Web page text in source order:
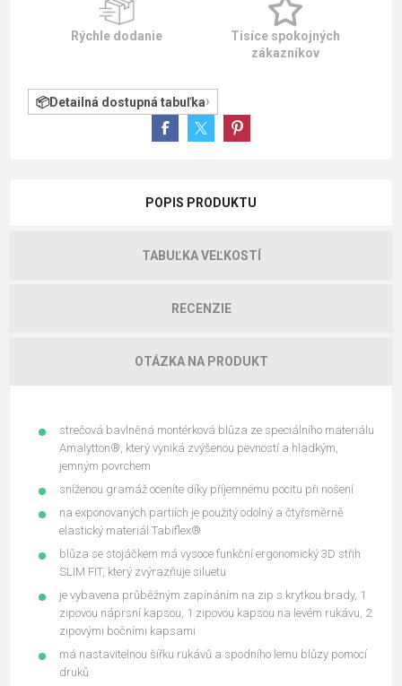
Rýchle dodanie
Tisíce spokojných
zákazníkov
Detailná dostupná tabuľka
POPIS PRODUKTU
TABUĽKA VEĽKOSTÍ
RECENZIE
OTÁZKA NA PRODUKT
strečová bavlněná montérková blůza ze speciálního materiálu
Amalytton®, který vyniká zvýšenou pevností a hladkým,
jemným povrchem
sníženou gramáž oceníte díky příjemnému pocitu při nošení
na exponovaných partiích je použitý odolný a čtyřsměrně
elastický materiál Tabiflex®
blůza se stojáčkem má vysoce funkční ergonomický 3D střih
SLIM FIT, který zvýrazňuje siluetu
je vybavena průběžným zapínáním na zip s krytkou brady, 1
zipovou náprsní kapsou, 1 zipovou kapsou na levém rukávu, 2
zipovými bočními kapsami
má nastavitelnou šířku rukávů a spodního lemu blůzy pomocí
druků